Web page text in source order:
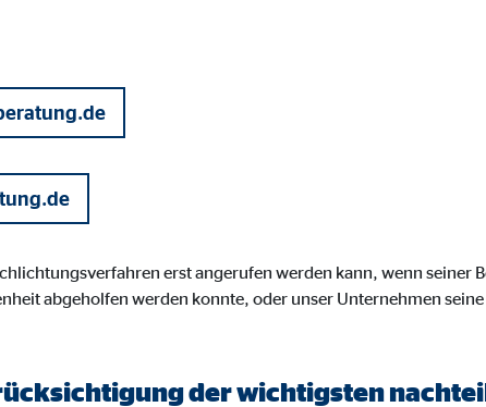
erst angerufen werden kann, wenn seiner
abgeholfen werden konnte, oder unser Unternehmen
der wichtigsten
Ireland Ltd.
von Videos